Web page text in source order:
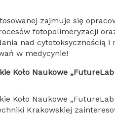
zajmuje się
fotopolimeryzacji
nad cytotoksycznością
w medycynie!
Koło Naukowe „FutureLab
Koło Naukowe
Krakowskiej